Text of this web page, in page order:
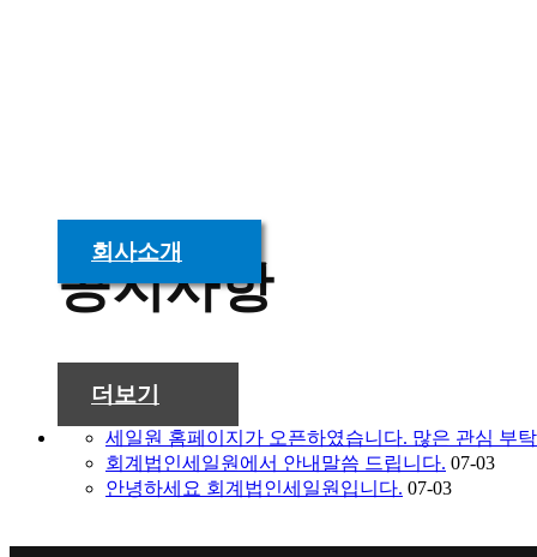
회사소개
세일원
공지사항
더보기
세일원 홈페이지가 오픈하였습니다. 많은 관심 부
회계법인세일원에서 안내말씀 드립니다. 07-03
안녕하세요 회계법인세일원입니다. 07-03